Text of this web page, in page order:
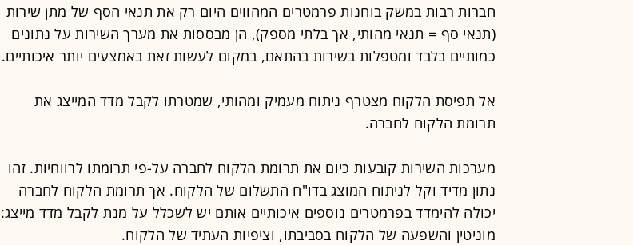
חברות רבות במשק בוחנות פרמטרים המהווים היום רק את תנאי הסף של מתן שירות
(תנאי סף = תנאי מהותי, אך בלתי מספק), הן מבססות את מערך השירות על נתונים
כמותיים בלבד ומטפלות בשירות בהתאם, במקום לעשות זאת באמצעים יותר איכותיים.
אל תפיסת הלקוח מצטרף ניתוח מעמיק ומהותי, שמטרתו לקבל מדד המייצג את
תרומת הלקוח לחברה.
מערכות השירות קובעות כיום את תרומת הלקוח לחברה על-פי תרומתו לרווחיות. זהו
נתון מדיד וקל לניתוח המוצג בדו"ח התשלום של הלקוח. אך תרומת הלקוח לחברה
יכולה להימדד בפרמטרים נוספים איכותיים אותם יש לשכלל על מנת לקבל מדד מייצג:
מוניטין והשפעה של הלקוח בסביבתו, וציפיות העתיד של הלקוח.